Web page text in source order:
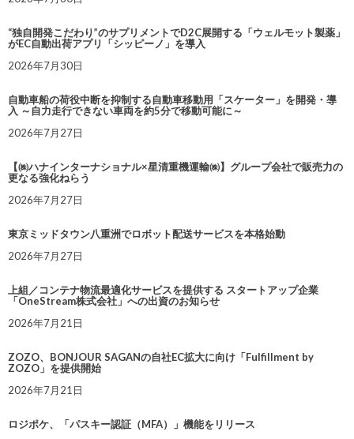
“独自開発こだわり”のサプリメントでD2C展開する「ウェルモット製薬」
がEC自動出荷アプリ「シッピーノ」を導入
2026年7月30日
自動車船の荷役中断を抑制する自動車移動用「スケーター」を開発・導
入 ～自力走行できない車両を約5分で移動可能に～
2026年7月27日
【㈱ハナインターナショナル×星清重機運輸㈱】グループ会社で販売力の
更なる強化ねらう
2026年7月27日
東京ミッドタウン八重洲でロボット配送サービスを本格始動
2026年7月27日
上組／コンテナ物流最適化サービスを提供する スタートアップ企業
「OneStream株式会社」への出資のお知らせ
2026年7月21日
ZOZO、BONJOUR SAGANの自社EC拡大に向け「Fulfillment by
ZOZO」を提供開始
2026年7月21日
ロジポケ、「パスキー認証（MFA）」機能をリリース